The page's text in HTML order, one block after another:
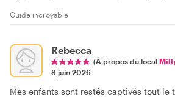
Guide incroyable
Rebecca
(À propos du local
8 juin 2026
Mes enfants sont restés captivés tout le